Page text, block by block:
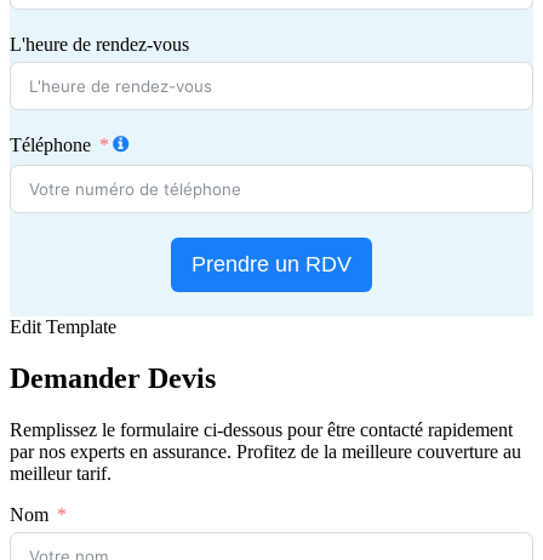
L'heure de rendez-vous
Téléphone
Prendre un RDV
Edit Template
Demander Devis
Remplissez le formulaire ci-dessous pour être contacté rapidement
par nos experts en assurance. Profitez de la meilleure couverture au
meilleur tarif.
Nom